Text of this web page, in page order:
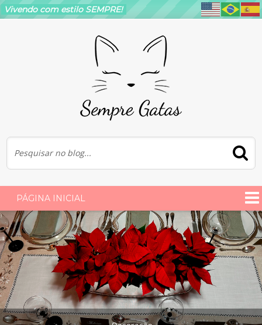
Vivendo com estilo SEMPRE!
PÁGINA INICIAL
Dossiê Fashion – Princesa Leonor